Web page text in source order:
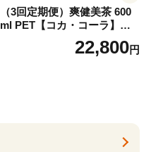
（3回定期便）爽健美茶 600
ml PET【コカ・コーラ】ペ
ットボトル 1ケース(24本) 定
期便 3回(72本) セット お茶
22,800円